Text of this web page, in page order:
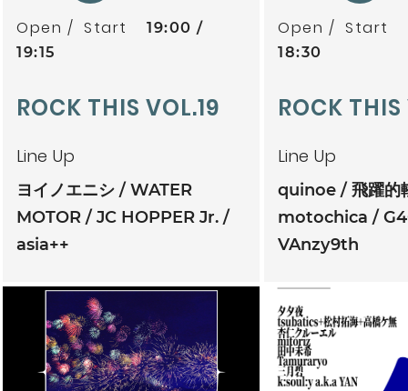
Open Start
19:00
19:15
ROCK THIS VOL.19
Line Up
ヨイノエニシ
WATER
MOTOR
JC HOPPER Jr.
asia++
Open Start
18:30
ROCK
Line Up
quinoe
飛躍的
motochica
VAnzy9th